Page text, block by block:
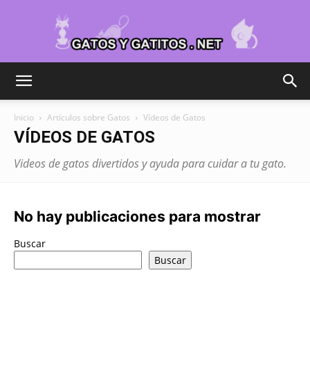
Fotos
Inicio Artículos sobre Gatos Vídeos de Gatos
VÍDEOS DE GATOS
Videos de gatos divertidos y ayuda para cuidar a tu gato.
No hay publicaciones para mostrar
Buscar
Buscar